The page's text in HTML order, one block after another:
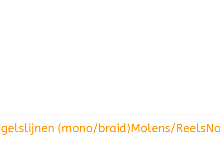
lijnen (mono/braid)Molens/Reels